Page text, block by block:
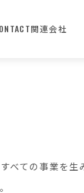
関連会社
べての事業を